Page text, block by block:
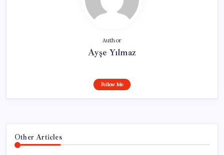
Author
Ayşe Yılmaz
Follow Me
Other Articles